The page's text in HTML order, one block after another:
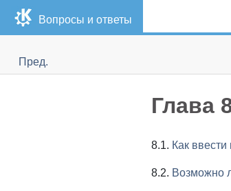
Вопросы и ответы
Пред.
Глава
8.1. Как
8.2. Возможно